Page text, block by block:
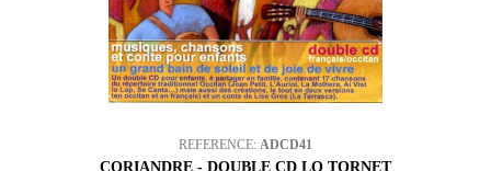
REFERENCE: ADCD41
CORIANDRE - DOUBLE CD LO TORNET